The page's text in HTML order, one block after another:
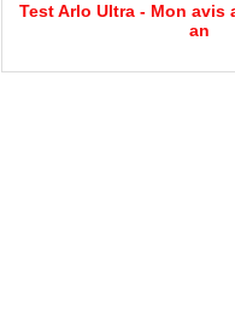
Test Arlo Ultra - Mon avis
an